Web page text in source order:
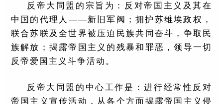
反帝大同盟的宗旨为：反对帝国主义及其在
中国的代理人——新旧军阀；拥护苏维埃政权，
联合苏联及全世界被压迫民族共同奋斗，争取民
族解放；揭露帝国主义的残暴和罪恶，领导一切
反帝爱国主义斗争活动。
反帝大同盟的中心工作是：进行经常性反对
帝国主义宣传活动，从各个方面揭露帝国主义侵